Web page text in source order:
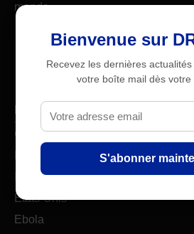
monde.
Dans l'actualité
Constitution
États-Unis
Ebola
Bienvenue sur
Recevez les dernières
votre boîte mail dès votre
S'abonner